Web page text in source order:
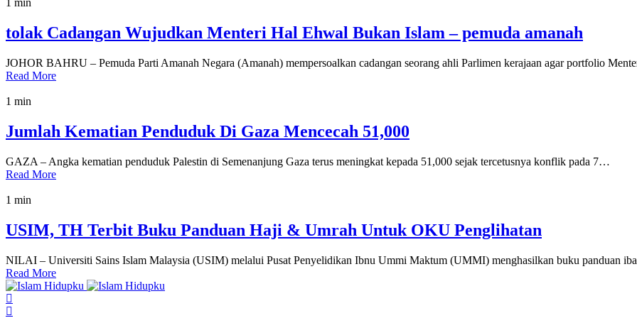
1 min
tolak Cadangan Wujudkan Menteri Hal Ehwal Bukan Islam – pemuda amanah
JOHOR BAHRU – Pemuda Parti Amanah Negara (Amanah) mempersoalkan cadangan seorang ahli Parlimen kerajaan agar portfolio
Read More
1 min
Jumlah Kematian Penduduk Di Gaza Mencecah 51,000
GAZA – Angka kematian penduduk Palestin di Semenanjung Gaza terus meningkat kepada 51,000 sejak tercetusnya konflik pada 7…
Read More
1 min
USIM, TH Terbit Buku Panduan Haji & Umrah Untuk OKU Penglihatan
NILAI – Universiti Sains Islam Malaysia (USIM) melalui Pusat Penyelidikan Ibnu Ummi Maktum (UMMI) menghasilkan buku panduan
Read More